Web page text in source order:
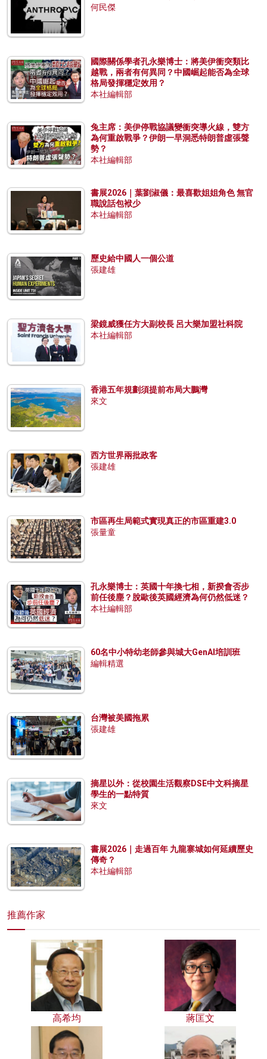
何民傑
國際關係學者孔永樂博士：將美伊衝突類比
越戰，兩者有何異同？中國崛起能否為全球
格局發揮穩定效用？
本社編輯部
兔主席：美伊停戰協議變衝突導火線，雙方
為何重啟戰爭？伊朗一早洞悉特朗普虛張聲
勢？
本社編輯部
書展2026｜葉劉淑儀：最喜歡姐姐角色 無官
職說話包袱少
本社編輯部
歷史給中國人一個公道
張建雄
梁鏡威獲任方大副校長 呂大樂加盟社科院
本社編輯部
香港五年規劃須提前布局大鵬灣
來文
西方世界兩批政客
張建雄
市區再生局範式實現真正的市區重建3.0
張量童
孔永樂博士：英國十年換七相，新揆會否步
前任後塵？脫歐後英國經濟為何仍然低迷？
本社編輯部
60名中小特幼老師參與城大GenAI培訓班
編輯精選
台灣被美國拖累
張建雄
摘星以外：從校園生活觀察DSE中文科摘星
學生的一點特質
來文
書展2026｜走過百年 九龍寨城如何延續歷史
傳奇？
本社編輯部
推薦作家
高希均 蔣匡文